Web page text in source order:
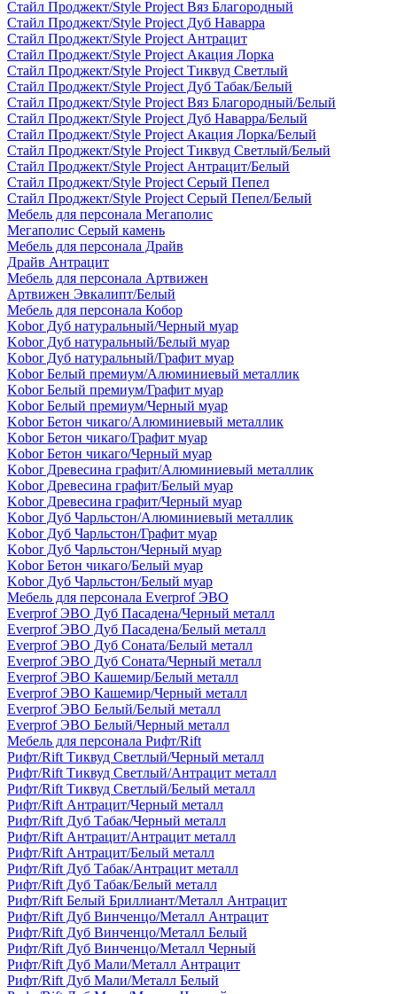
Стайл Проджект/Style Project Вяз Благородный
Стайл Проджект/Style Project Дуб Наварра
Стайл Проджект/Style Project Антрацит
Стайл Проджект/Style Project Акация Лорка
Стайл Проджект/Style Project Тиквуд Светлый
Стайл Проджект/Style Project Дуб Табак/Белый
Стайл Проджект/Style Project Вяз Благородный/Белый
Стайл Проджект/Style Project Дуб Наварра/Белый
Стайл Проджект/Style Project Акация Лорка/Белый
Стайл Проджект/Style Project Тиквуд Светлый/Белый
Стайл Проджект/Style Project Антрацит/Белый
Стайл Проджект/Style Project Серый Пепел
Стайл Проджект/Style Project Серый Пепел/Белый
Мебель для персонала Мегаполис
Мегаполис Серый камень
Мебель для персонала Драйв
Драйв Антрацит
Мебель для персонала Артвижен
Артвижен Эвкалипт/Белый
Мебель для персонала Кобор
Kobor Дуб натуральный/Черный муар
Kobor Дуб натуральный/Белый муар
Kobor Дуб натуральный/Графит муар
Kobor Белый премиум/Алюминиевый металлик
Kobor Белый премиум/Графит муар
Kobor Белый премиум/Черный муар
Kobor Бетон чикаго/Алюминиевый металлик
Kobor Бетон чикаго/Графит муар
Kobor Бетон чикаго/Черный муар
Kobor Древесина графит/Алюминиевый металлик
Kobor Древесина графит/Белый муар
Kobor Древесина графит/Черный муар
Kobor Дуб Чарльстон/Алюминиевый металлик
Kobor Дуб Чарльстон/Графит муар
Kobor Дуб Чарльстон/Черный муар
Kobor Бетон чикаго/Белый муар
Kobor Дуб Чарльстон/Белый муар
Мебель для персонала Everprof ЭВО
Everprof ЭВО Дуб Пасадена/Черный металл
Everprof ЭВО Дуб Пасадена/Белый металл
Everprof ЭВО Дуб Соната/Белый металл
Everprof ЭВО Дуб Соната/Черный металл
Everprof ЭВО Кашемир/Белый металл
Everprof ЭВО Кашемир/Черный металл
Everprof ЭВО Белый/Белый металл
Everprof ЭВО Белый/Черный металл
Мебель для персонала Рифт/Rift
Рифт/Rift Тиквуд Светлый/Черный металл
Рифт/Rift Тиквуд Светлый/Антрацит металл
Рифт/Rift Тиквуд Светлый/Белый металл
Рифт/Rift Антрацит/Черный металл
Рифт/Rift Дуб Табак/Черный металл
Рифт/Rift Антрацит/Антрацит металл
Рифт/Rift Антрацит/Белый металл
Рифт/Rift Дуб Табак/Антрацит металл
Рифт/Rift Дуб Табак/Белый металл
Рифт/Rift Белый Бриллиант/Металл Антрацит
Рифт/Rift Дуб Винченцо/Металл Антрацит
Рифт/Rift Дуб Винченцо/Металл Белый
Рифт/Rift Дуб Винченцо/Металл Черный
Рифт/Rift Дуб Мали/Металл Антрацит
Рифт/Rift Дуб Мали/Металл Белый